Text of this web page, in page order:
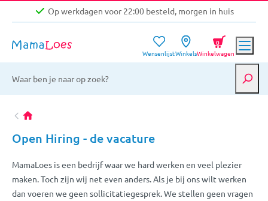
Op werkdagen voor 22:00 besteld, morgen in huis
Gratis verzending vanaf €39,-
Op werkdagen voor 22:00 besteld, morgen in huis
WensenlijstWinkelsWinkelwagen
0
Open Hiring - de vacature
MamaLoes is een bedrijf waar we hard werken en veel plezier
maken. Toch zijn wij net even anders. Als je bij ons wilt werken
dan voeren we geen sollicitatiegesprek. We stellen geen vragen